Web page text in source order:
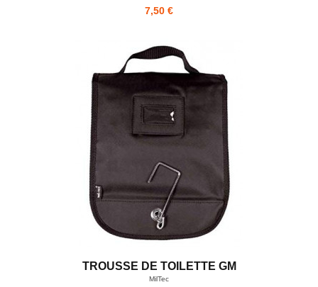
7,50 €
TROUSSE DE TOILETTE GM
MilTec